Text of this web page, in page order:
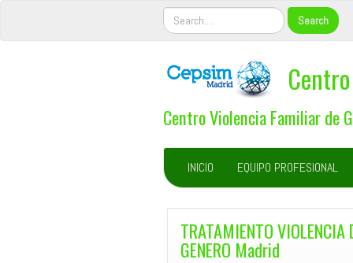
Centro Violencia Familiar de
INICIO EQUIPO PROFESIONAL
TRATAMIENTO VIOLENCIA
GENERO Madrid